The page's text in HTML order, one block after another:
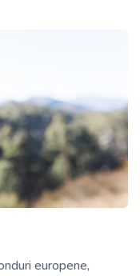
europene,